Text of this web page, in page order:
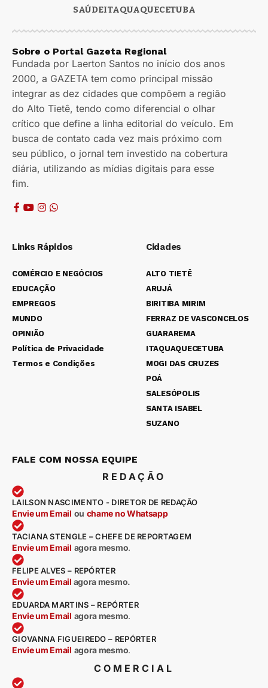
SAÚDEITAQUAQUECETUBA
Sobre o Portal Gazeta Regional
Fundada por Laerton Santos no início dos anos
2000, a GAZETA tem como principal missão
integrar as dez cidades que compõem a região
do Alto Tietê, tendo como diferencial o olhar
crítico que define a linha editorial do veículo. Em
busca de contato cada vez mais próximo com
seu público, o jornal tem investido na cobertura
diária, utilizando as mídias digitais para esse
fim.
Links Rápidos
COMÉRCIO E NEGÓCIOS
EDUCAÇÃO
EMPREGOS
MUNDO
OPINIÃO
Política de Privacidade
Termos e Condições
Cidades
ALTO TIETÊ
ARUJÁ
BIRITIBA MIRIM
FERRAZ DE VASCONCELOS
GUARAREMA
ITAQUAQUECETUBA
MOGI DAS CRUZES
POÁ
SALESÓPOLIS
SANTA ISABEL
SUZANO
FALE COM NOSSA EQUIPE
REDAÇÃO
LAILSON NASCIMENTO - DIRETOR DE REDAÇÃO
Envie um Email ou chame no Whatsapp
TACIANA STENGLE – CHEFE DE REPORTAGEM
Envie um Email agora mesmo.
FELIPE ALVES – REPÓRTER
Envie um Email agora mesmo.
EDUARDA MARTINS – REPÓRTER
Envie um Email agora mesmo.
GIOVANNA FIGUEIREDO – REPÓRTER
Envie um Email agora mesmo.
COMERCIAL